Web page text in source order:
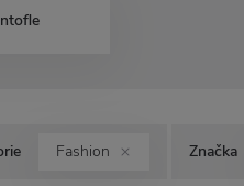
Fashion Značka